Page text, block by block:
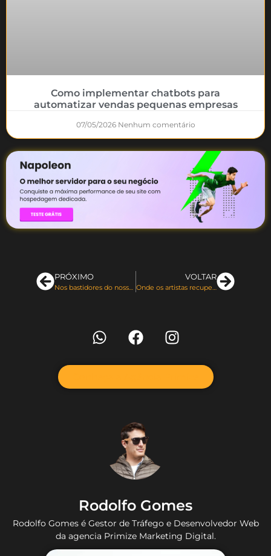
Como implementar chatbots para
automatizar vendas pequenas empresas
07/05/2026 Nenhum comentário
PRÓXIMO
Nos bastidores do nosso boletim informativo de marketing interativo
VOLTAR
Onde os artistas recuperam sua liberdade criativa
Rodolfo Gomes
Rodolfo Gomes é Gestor de Tráfego e Desenvolvedor Web
da agencia Primize Marketing Digital.